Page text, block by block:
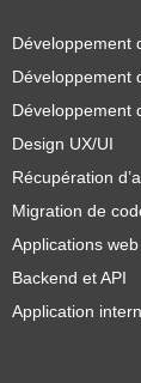
Développement
Développement
Développement
Design UX/UI
Récupération
Migration de
Applications web
Backend et API
Application